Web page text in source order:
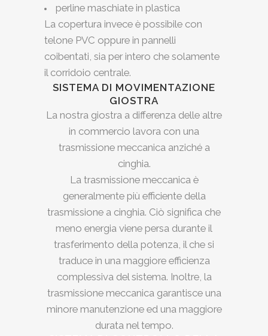
perline maschiate in plastica
La copertura invece è possibile con
telone PVC oppure in pannelli
coibentati, sia per intero che solamente
il corridoio centrale.
SISTEMA DI MOVIMENTAZIONE
GIOSTRA
La nostra giostra a differenza delle altre
in commercio lavora con una
trasmissione meccanica anziché a
cinghia.
La trasmissione meccanica è
generalmente più efficiente della
trasmissione a cinghia. Ciò significa che
meno energia viene persa durante il
trasferimento della potenza, il che si
traduce in una maggiore efficienza
complessiva del sistema. Inoltre, la
trasmissione meccanica garantisce una
minore manutenzione ed una maggiore
durata nel tempo.